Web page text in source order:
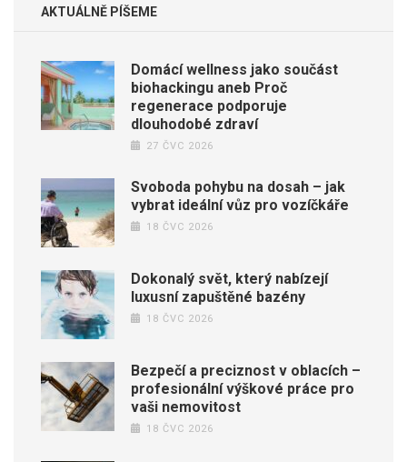
AKTUÁLNĚ PÍŠEME
Domácí wellness jako součást
biohackingu aneb Proč
regenerace podporuje
dlouhodobé zdraví
27 ČVC 2026
Svoboda pohybu na dosah – jak
vybrat ideální vůz pro vozíčkáře
18 ČVC 2026
Dokonalý svět, který nabízejí
luxusní zapuštěné bazény
18 ČVC 2026
Bezpečí a preciznost v oblacích –
profesionální výškové práce pro
vaši nemovitost
18 ČVC 2026